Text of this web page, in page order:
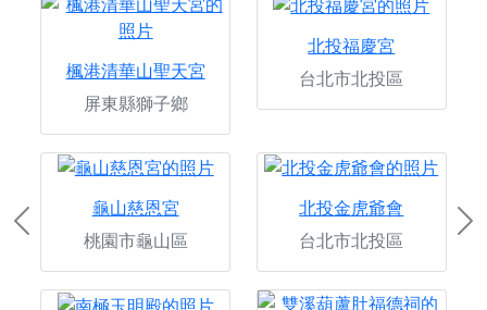
楓港清華山聖天宮
屏東縣獅子鄉
北投福慶宮
台北市北投區
龜山慈恩宮
桃園市龜山區
北投金虎爺會
台北市北投區
Previous